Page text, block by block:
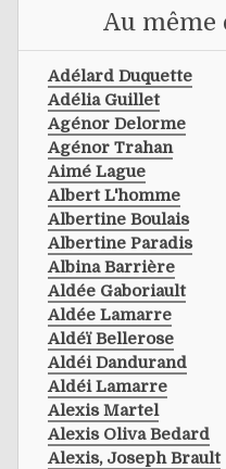
Au même
Adélard Duquette
Adélia Guillet
Agénor Delorme
Agénor Trahan
Aimé Lague
Albert L'homme
Albertine Boulais
Albertine Paradis
Albina Barrière
Aldée Gaboriault
Aldée Lamarre
Aldéï Bellerose
Aldéi Dandurand
Aldéi Lamarre
Alexis Martel
Alexis Oliva Bedard
Alexis, Joseph Brault